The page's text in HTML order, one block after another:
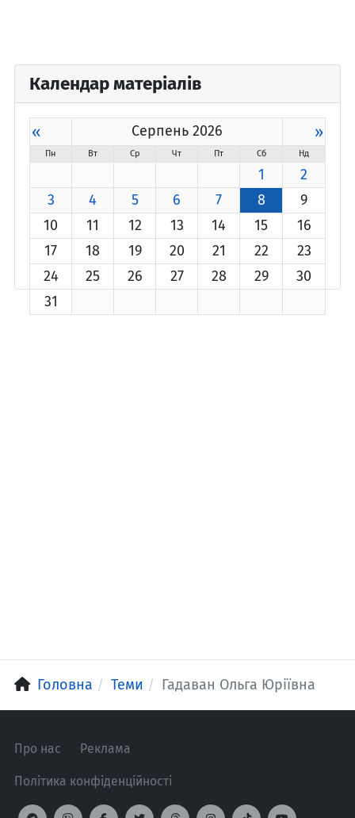
Календар матеріалів
« Серпень 2026 »
Пн Вт Ср Чт Пт Сб Нд
1
2
3
4 5 6 7 8
9
10
11 12 13 14 15
16
17
18 19 20 21 22
23
24
25 26 27 28 29
30
31
Головна Теми Гадаван Ольга Юріївна
Про нас Реклама
Політика конфіденційності